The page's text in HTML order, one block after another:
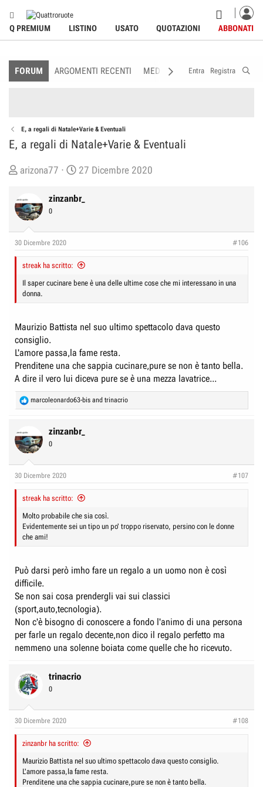
Q PREMIUM LISTINO USATO QUOTAZIONI ABBONATI
FORUM ARGOMENTI RECENTI MEDIA MEMBRI
Entra Registra
E, a regali di Natale+Varie & Eventuali
E, a regali di Natale+Varie & Eventuali
C
e
a
o
e
D
c
u
s
s
i
o
n
arizona77
D
t
n
i
o
27 Dicembre 2020
zinzanbr_
0
30 Dicembre 2020 #106
streak ha scritto:
Il saper cucinare bene è una delle ultime cose che mi interessano in una
donna.
Maurizio Battista nel suo ultimo spettacolo dava questo
consiglio.
L'amore passa,la fame resta.
Prenditene una che sappia cucinare,pure se non è tanto bella.
A dire il vero lui diceva pure se è una mezza lavatrice...
R
e
t
i
s
marcoleonardo63-bis and trinacrio
zinzanbr_
0
30 Dicembre 2020 #107
streak ha scritto:
Molto probabile che sia così.
Evidentemente sei un tipo un po' troppo riservato, persino con le donne
che ami!
Può darsi però imho fare un regalo a un uomo non è così
difficile.
Se non sai cosa prendergli vai sui classici
(sport,auto,tecnologia).
Non c'è bisogno di conoscere a fondo l'animo di una persona
per farle un regalo decente,non dico il regalo perfetto ma
nemmeno una solenne boiata come quelle che ho ricevuto.
trinacrio
0
30 Dicembre 2020 #108
zinzanbr ha scritto:
Maurizio Battista nel suo ultimo spettacolo dava questo consiglio.
L'amore passa,la fame resta.
Prenditene una che sappia cucinare,pure se non è tanto bella.